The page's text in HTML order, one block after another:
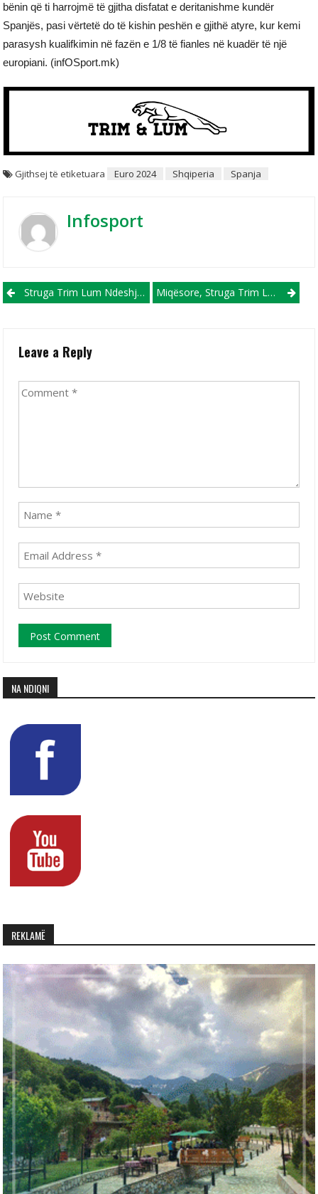
bënin që ti harrojmë të gjitha disfatat e deritanishme kundër
Spanjës, pasi vërtetë do të kishin peshën e gjithë atyre, kur kemi
parasysh kualifkimin në fazën e 1/8 të fianles në kuadër të një
europiani. (infOSport.mk)
Gjithsej të etiketuara Euro 2024 Shqiperia Spanja
Infosport
Post navigation
Struga Trim Lum Ndeshjen E Kthimit Kundër Sllovan Bratisllava Do Ta Zhvillojë Në Ohër Miqësore, Struga Trim Lum Mund Partizanin Në Pogradec
Leave a Reply
NA NDIQNI
REKLAMË